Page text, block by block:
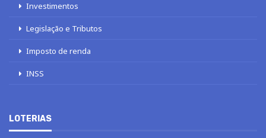
Investimentos
Legislação e Tributos
Imposto de renda
INSS
LOTERIAS